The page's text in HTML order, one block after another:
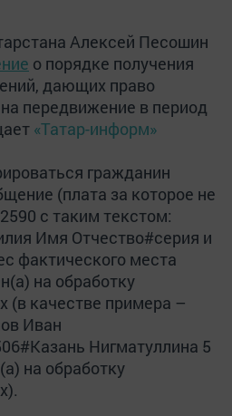
Алексей Песошин
о порядке получения
дающих право
передвижение в период
«Татар-информ»
гражданин
(плата за которое не
с таким текстом:
Имя Отчество#серия и
фактического места
на обработку
(в качестве примера –
Иван
Нигматуллина 5
на обработку